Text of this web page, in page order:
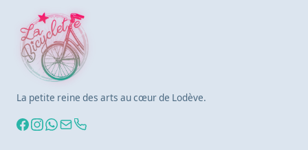
La petite reine des arts au cœur de Lodève.